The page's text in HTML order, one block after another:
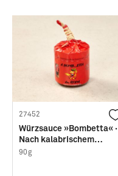
27452
Würzsauce »Bombetta« ·
Nach kalabrischem
Familienrezept
90g